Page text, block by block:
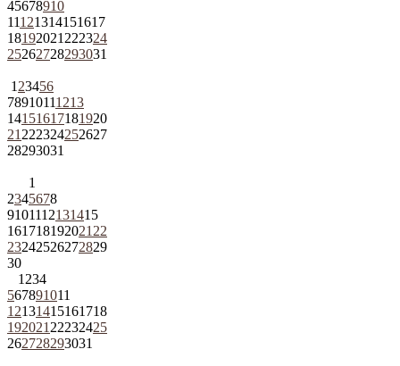
45678910
11121314151617
18192021 222324
25262728293031
1 23456
78910111213
14151617181920
21 222324252627
28293031
1
2345678
9101112131415
161718192021 22
23242526272829
30
1 234
567891011
12131415161718
192021 22232425
262728293031